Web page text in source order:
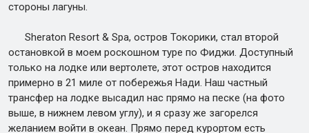
стороны лагуны.
Sheraton Resort & Spa, остров Токорики, стал второй
остановкой в моем роскошном туре по Фиджи. Доступный
только на лодке или вертолете, этот остров находится
примерно в 21 миле от побережья Нади. Наш частный
трансфер на лодке высадил нас прямо на песке (на фото
выше, в нижнем левом углу), и я сразу же загорелся
желанием войти в океан. Прямо перед курортом есть